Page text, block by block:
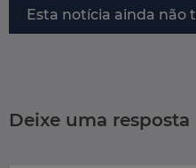
Esta notícia ainda não
Deixe uma resposta